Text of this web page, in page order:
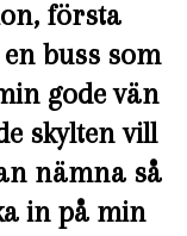
första
buss som
gode vän
skylten vill
nämna så
in på min